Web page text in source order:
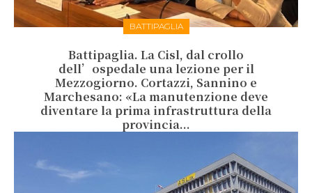
BATTIPAGLIA
Battipaglia. La Cisl, dal crollo
dell’ospedale una lezione per il
Mezzogiorno. Cortazzi, Sannino e
Marchesano: «La manutenzione deve
diventare la prima infrastruttura della
provincia...